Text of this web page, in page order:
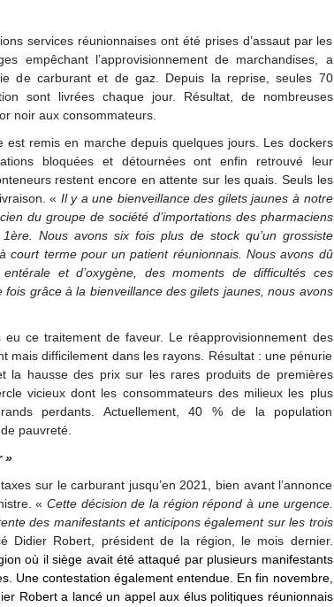
services réunionnaises ont été prises d’assaut par les
empêchant l’approvisionnement de marchandises, a
de carburant et de gaz. Depuis la reprise, seules 70
sont livrées chaque jour. Résultat, de nombreuses
noir aux consommateurs.
remis en marche depuis quelques jours. Les dockers
bloquées et détournées ont enfin retrouvé leur
restent encore en attente sur les quais. Seuls les
« Il y a une bienveillance des gilets jaunes à notre
du groupe de société d’importations des pharmaciens
Nous avons six fois plus de stock qu’un grossiste
court terme pour un patient réunionnais. Nous avons dû
entérale et d’oxygène, des moments de difficultés ces
fois grâce à la bienveillance des gilets jaunes,nous avons
eu ce traitement de faveur. Le réapprovisionnement des
mais difficilement dans les rayons. Résultat : une pénurie
la hausse des prix sur les rares produits de premières
vicieux dont les consommateurs des milieux les plus
perdants. Actuellement, 40 % de la population
pauvreté.
»
sur le carburant jusqu’en 2021, bien avant l’annonce
« Cette décision de la région répond à une urgence.
des manifestants et anticipons également sur les trois
Didier Robert, président de la région, le mois dernier.
où ilsiège avait été attaqué par plusieurs manifestants
Une contestation également entendue. En fin novembre,
Robert a lancé un appel aux élus politiques réunionnais